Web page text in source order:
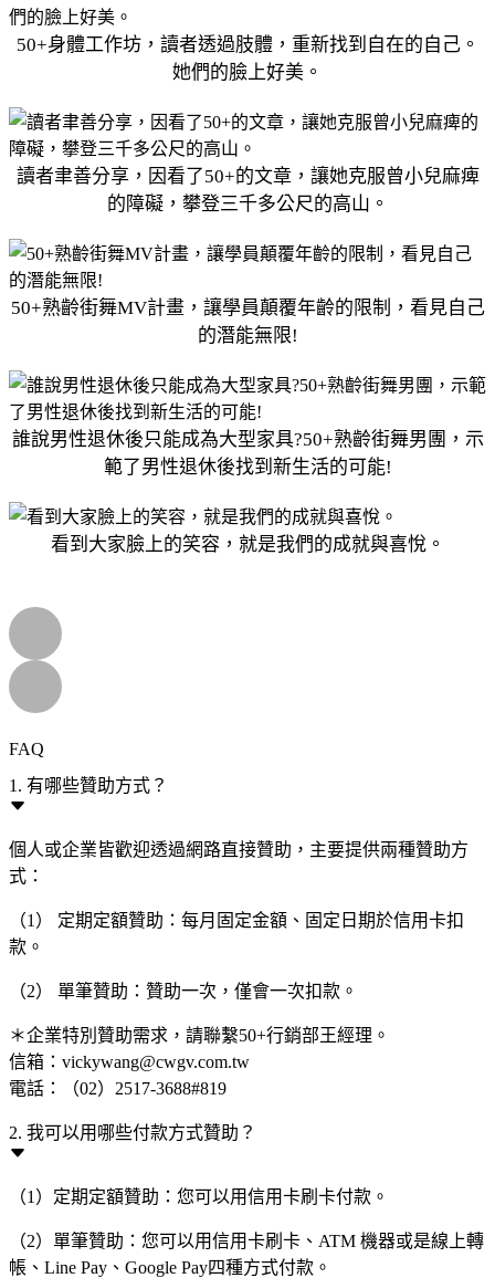
50+身體工作坊，讀者透過肢體，重新找到自在的自己。
她們的臉上好美。
讀者聿善分享，因看了50+的文章，讓她克服曾小兒麻痺
的障礙，攀登三千多公尺的高山。
50+熟齡街舞MV計畫，讓學員顛覆年齡的限制，看見自己
的潛能無限!
誰說男性退休後只能成為大型家具?50+熟齡街舞男團，示
範了男性退休後找到新生活的可能!
看到大家臉上的笑容，就是我們的成就與喜悅。
FAQ
1. 有哪些贊助方式？
個人或企業皆歡迎透過網路直接贊助，主要提供兩種贊助方
式：
（1） 定期定額贊助：每月固定金額、固定日期於信用卡扣
款。
（2） 單筆贊助：贊助一次，僅會一次扣款。
＊企業特別贊助需求，請聯繫50+行銷部王經理。
信箱：vickywang@cwgv.com.tw
電話：（02）2517-3688#819
2. 我可以用哪些付款方式贊助？
（1）定期定額贊助：您可以用信用卡刷卡付款。
（2）單筆贊助：您可以用信用卡刷卡、ATM 機器或是線上轉
帳、Line Pay、Google Pay四種方式付款。